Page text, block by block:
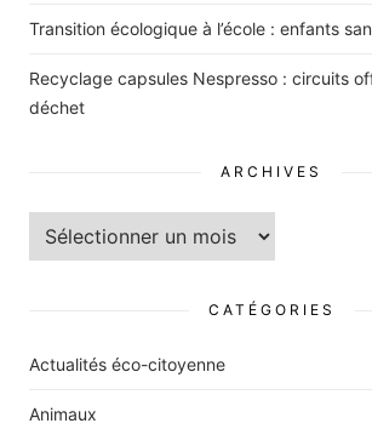
Transition écologique à l’école : enfants
Recyclage capsules Nespresso : circuits
déchet
ARCHIVES
Archives
CATÉGORIES
Actualités éco-citoyenne
Animaux